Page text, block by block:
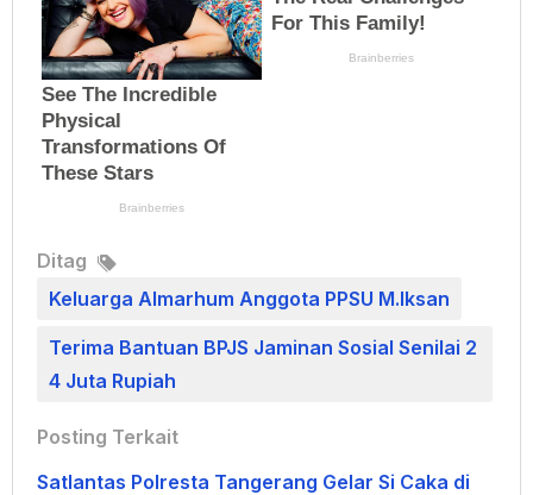
Ditag
Keluarga Almarhum Anggota PPSU M.Iksan
Terima Bantuan BPJS Jaminan Sosial Senilai 2
4 Juta Rupiah
Posting Terkait
Satlantas Polresta Tangerang Gelar Si Caka di